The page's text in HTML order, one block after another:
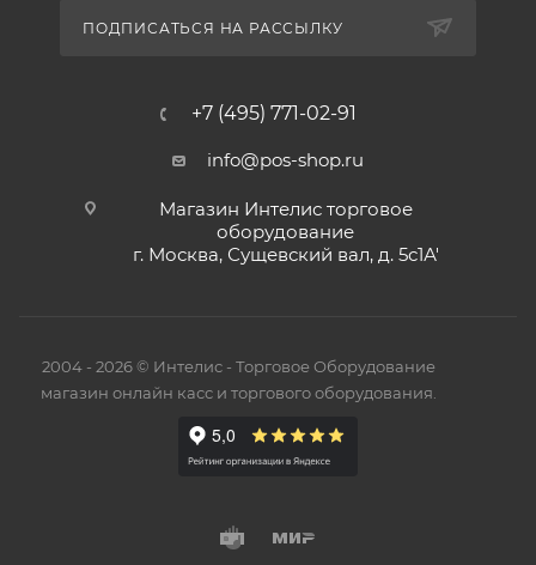
ПОДПИСАТЬСЯ НА РАССЫЛКУ
+7 (495) 771-02-91
info@pos-shop.ru
Магазин Интелис торговое
оборудование
г. Москва, Сущевский вал, д. 5с1А'
2004 - 2026 © Интелис - Торговое Оборудование
магазин онлайн касс и торгового оборудования.